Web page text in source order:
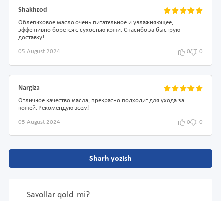
Shakhzod
Облепиховое масло очень питательное и увлажняющее,
эффективно борется с сухостью кожи. Спасибо за быструю
доставку!
05 August 2024 0 0
Nargiza
Отличное качество масла, прекрасно подходит для ухода за
кожей. Рекомендую всем!
05 August 2024 0 0
Sharh yozish
Savollar qoldi mi?